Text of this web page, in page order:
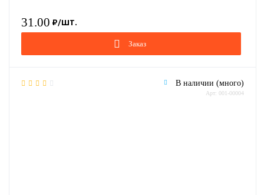
31.00
Заказ
В наличии (много)
Арт: 001-00004